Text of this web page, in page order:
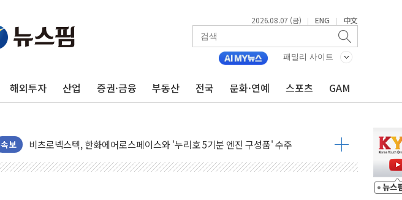
2026.08.07 (금) | ENG | 中文
패밀리 사이트
해외투자 산업 증권·금융 부동산 전국 문화·연예 스포츠 GAM
속보
임대사업자, 등록임대 세제혜택 축소에 반발…"정책 신뢰 뒤집어"
대우건설, 50대 이강석 대표 전면에...임원·조직 대대적 개편 예고
1410원대 내려간 환율, "당분간 1400원 초반대 등락"
종합특검, '계엄 수용공간 확보' 신용해 前교정본부장 불구속 기소